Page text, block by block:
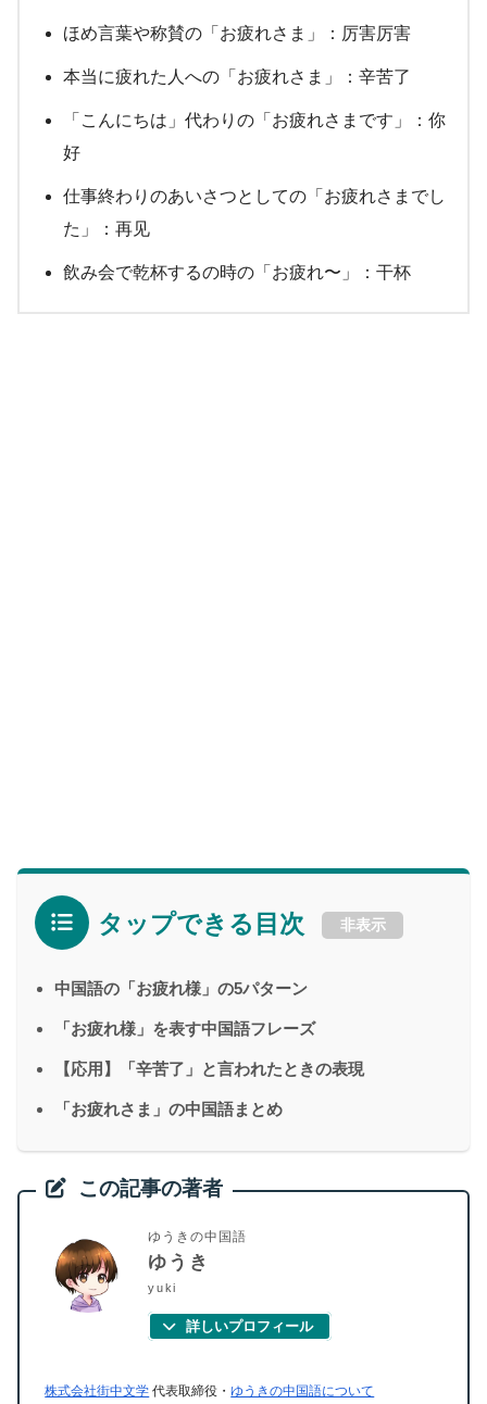
ほめ言葉や称賛の「お疲れさま」：厉害厉害
本当に疲れた人への「お疲れさま」：辛苦了
「こんにちは」代わりの「お疲れさまです」：你
好
仕事終わりのあいさつとしての「お疲れさまでし
た」：再见
飲み会で乾杯するの時の「お疲れ〜」：干杯
タップできる目次 非表示
中国語の「お疲れ様」の5パターン
「お疲れ様」を表す中国語フレーズ
【応用】「辛苦了」と言われたときの表現
「お疲れさま」の中国語まとめ
この記事の著者
ゆうきの中国語
ゆうき
yuki
詳しいプロフィール
株式会社街中文学 代表取締役・ゆうきの中国語について